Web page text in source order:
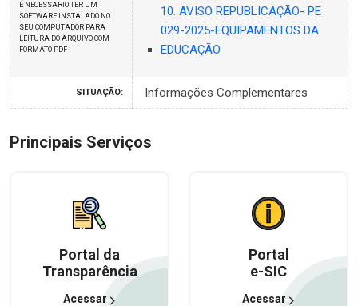
É NECESSARIO TER UM
SOFTWARE INSTALADO NO
SEU COMPUTADOR PARA
LEITURA DO ARQUIVO COM
FORMATO PDF
10. AVISO REPUBLICAÇÃO- PE
029-2025-EQUIPAMENTOS DA
EDUCAÇÃO
SITUAÇÃO: Informações Complementares
Principais Serviços
Portal da
Transparência
Acessar
Portal
e-SIC
Acessar